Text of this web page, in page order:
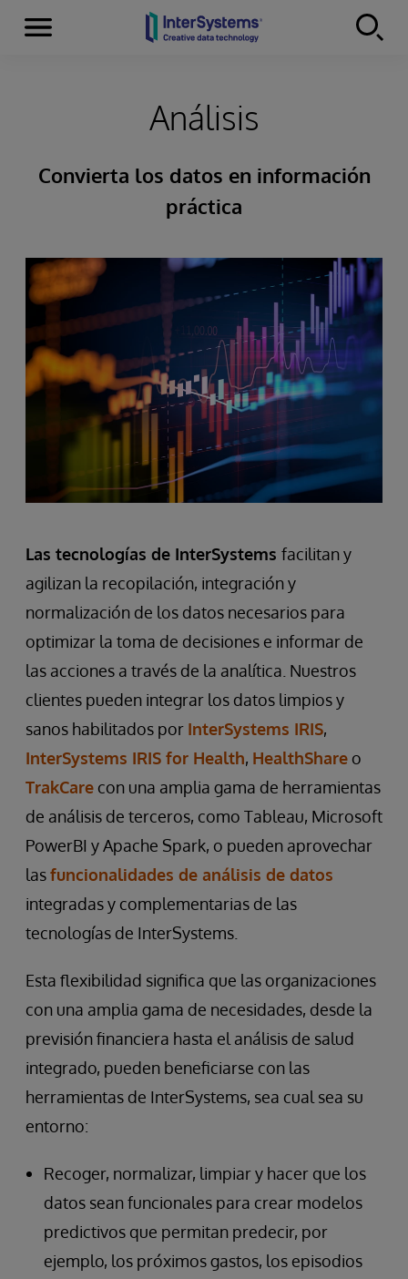
Skip to content
Secciones
Análisis
Convierta los datos en información
práctica
Las tecnologías de InterSystems facilitan y
agilizan la recopilación, integración y
normalización de los datos necesarios para
optimizar la toma de decisiones e informar de
las acciones a través de la analítica. Nuestros
clientes pueden integrar los datos limpios y
sanos habilitados por InterSystems IRIS,
InterSystems IRIS for Health, HealthShare o
TrakCare con una amplia gama de herramientas
de análisis de terceros, como Tableau, Microsoft
PowerBI y Apache Spark, o pueden aprovechar
lasfuncionalidades de análisis de datos
integradas y complementarias de las
tecnologías de InterSystems.
Esta flexibilidad significa que las organizaciones
con una amplia gama de necesidades, desde la
previsión financiera hasta el análisis de salud
integrado, pueden beneficiarse con las
herramientas de InterSystems, sea cual sea su
entorno:
Recoger, normalizar, limpiar y hacer que los
datos sean funcionales para crear modelos
predictivos que permitan predecir, por
ejemplo, los próximos gastos, los episodios